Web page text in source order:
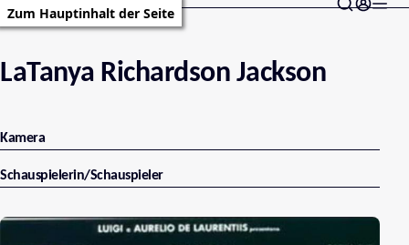
Zum Hauptinhalt der Seite
LaTanya Richardson Jackson
Kamera
Schauspielerin/Schauspieler